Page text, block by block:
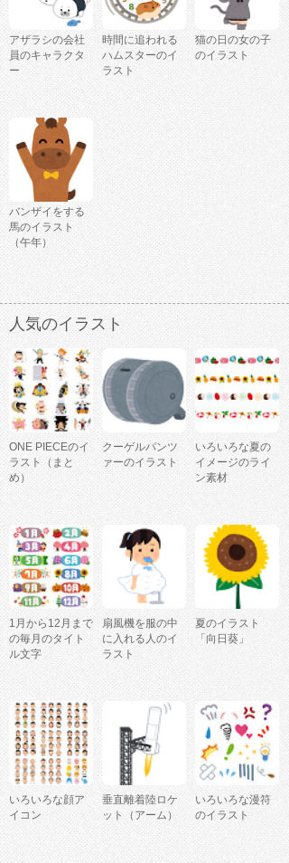
アザラシの会社
員のキャラクタ
ー
時間に追われる
ハムスターのイ
ラスト
猫の日の女の子
のイラスト
バンザイをする
馬のイラスト
（午年）
人気のイラスト
ONE PIECEのイ
ラスト（まと
め）
クーゲルパンツ
ァーのイラスト
いろいろな夏の
イメージのライ
ン素材
1月から12月まで
の毎月のタイト
ル文字
扇風機を服の中
に入れる人のイ
ラスト
夏のイラスト
「向日葵」
いろいろな顔ア
イコン
垂直離着陸ロケ
ット（アーム）
いろいろな漫符
のイラスト